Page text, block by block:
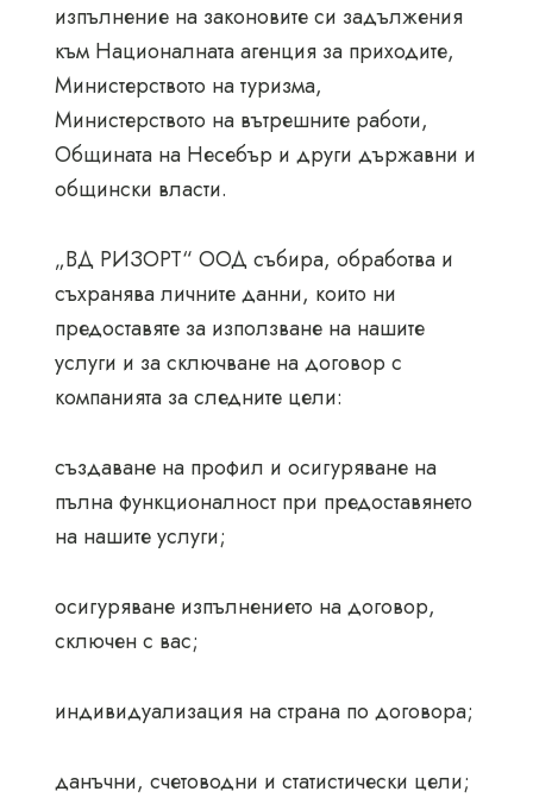
изпълнение на законовите си задължения
към Националната агенция за приходите,
Министерството на туризма,
Министерството на вътрешните работи,
Общината на Несебър и други държавни и
общински власти.
„ВД РИЗОРТ“ ООД събира, обработва и
съхранява личните данни, които ни
предоставяте за използване на нашите
услуги и за сключване на договор с
компанията за следните цели:
създаване на профил и осигуряване на
пълна функционалност при предоставянето
на нашите услуги;
осигуряване изпълнението на договор,
сключен с вас;
индивидуализация на страна по договора;
данъчни, счетоводни и статистически цели;